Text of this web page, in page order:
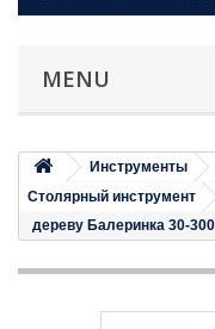
MENU
Инструменты
Столярный инструмент
дереву Балеринка 30-